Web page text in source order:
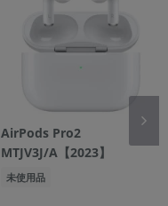
AirPods Pro2
MTJV3J/A【2023】
未使用品